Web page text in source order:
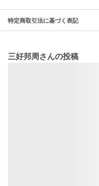
特定商取引法に基づく表記
三好邦周さんの投稿